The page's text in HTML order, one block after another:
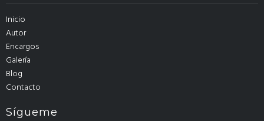
Inicio
Autor
Encargos
Galería
Blog
Contacto
Sígueme